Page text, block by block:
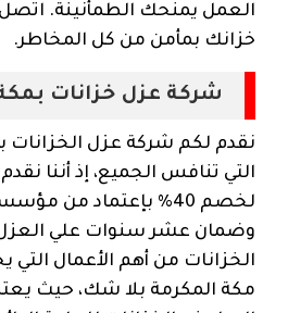
العمل يمنحك الطمأنينة. اتصل
خزانك بمأمن من كل المخاطر.
شركة عزل خزانات
نقدم لكم شركة عزل الخزانات
التي تنافس الجميع، إذ أننا
لخصم 40% بإعتماد من
وضمان عشر سنوات علي
الخزانات من أهم الأعمال التي
مكة المكرمة بلا شك، حيث